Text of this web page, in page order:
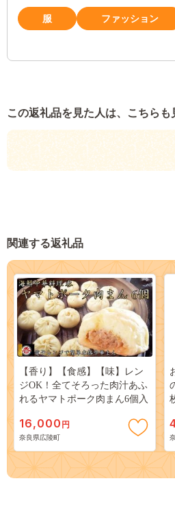
服 ファッション
この返礼品を見た人は、こちらも
関連する返礼品
【香り】【食感】【味】レン
ジOK！全てそろった肉汁あふ
れるヤマトポーク肉まん6個入
16,000 円
奈良県広陵町